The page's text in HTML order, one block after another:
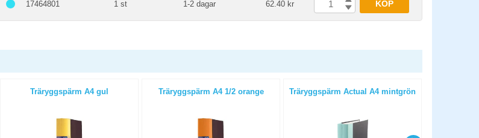
17464801 1 st 1-2 dagar 62.40 kr KÖP
Träryggspärm A4 gul Träryggspärm A4 1/2 orange Träryggspärm Actual A4 mintgrön